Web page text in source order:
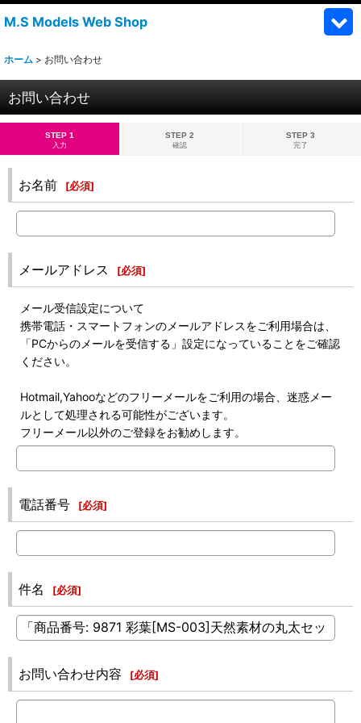
M.S Models Web Shop
ホーム > お問い合わせ
お問い合わせ
STEP 1
入力
STEP 2
確認
STEP 3
完了
お名前 [必須]
メールアドレス [必須]
メール受信設定について
携帯電話・スマートフォンのメールアドレスをご利用場合は、
「PCからのメールを受信する」設定になっていることをご確認
ください。
Hotmail,Yahooなどのフリーメールをご利用の場合、迷惑メー
ルとして処理される可能性がございます。
フリーメール以外のご登録をお勧めします。
電話番号 [必須]
件名 [必須]
お問い合わせ内容 [必須]